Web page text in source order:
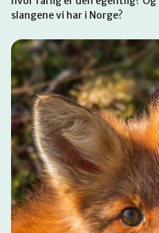
slangene vi har i Norge?